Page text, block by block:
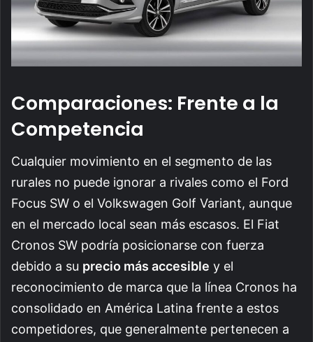
Comparaciones: Frente a la
Competencia
Cualquier movimiento en el segmento de las
rurales no puede ignorar a rivales como el Ford
Focus SW o el Volkswagen Golf Variant, aunque
en el mercado local sean más escasos. El Fiat
Cronos SW podría posicionarse con fuerza
debido a su precio más accesible y el
reconocimiento de marca que la línea Cronos ha
consolidado en América Latina frente a estos
competidores, que generalmente pertenecen a